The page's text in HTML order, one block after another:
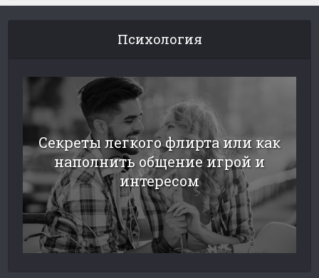
Психология
Секреты легкого флирта или как
наполнить общение игрой и
интересом